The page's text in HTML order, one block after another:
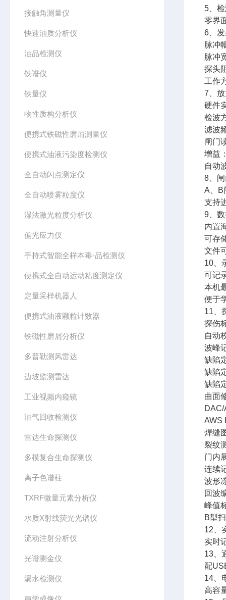
接触角测量仪
快速油质分析仪
油品检测仪
铁谱仪
铁量仪
物性质构分析仪
便携式铁磁性磨屑测量仪
便携式油液污染度检测仪
全自动闪点测定仪
全自动喷雾粒度仪
湿法激光粒度分析仪
偏光应力仪
手持式智能全样本毒-品检测仪
便携式全自动运动粘度测定仪
定量采样机器人
便携式油液颗粒计数器
铁磁性磨屑分析仪
多普勒测风雷达
边坡监测雷达
工业视频内窥镜
油气回收检测仪
雷达生命探测仪
多模复合生命探测仪
离子色谱柱
TXRF微量元素分析仪
水质X射线荧光光谱仪
流动注射分析仪
光谱测金仪
漏水检测仪
5、
零界
6、
脉冲
脉冲
探头
工作
7、
硬件
检波
滤波
闸门
增益
自动
8、
A、B
支持
9、
内置
可存
文件
10、
可记
本机
便于
11、
探伤
自动
波峰
缺陷
缺陷
缺陷
曲面
AWS
焊缝
裂纹
门内
连续
波形
回波
峰值
B型
12、
实时
13、
配
14、
高容